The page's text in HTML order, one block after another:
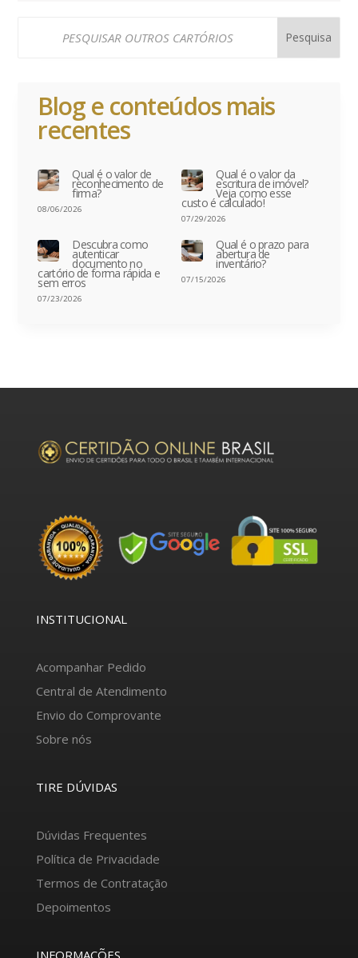
Blog e conteúdos mais
recentes
Qual é o valor de
reconhecimento de
firma?
08/06/2026
Qual é o valor da
escritura de imóvel?
Veja como esse
custo é calculado!
07/29/2026
Descubra como
autenticar
documento no
cartório de forma rápida e
sem erros
07/23/2026
Qual é o prazo para
abertura de
inventário?
07/15/2026
INSTITUCIONAL
Acompanhar Pedido
Central de Atendimento
Envio do Comprovante
Sobre nós
TIRE DÚVIDAS
Dúvidas Frequentes
Política de Privacidade
Termos de Contratação
Depoimentos
INFORMAÇÕES